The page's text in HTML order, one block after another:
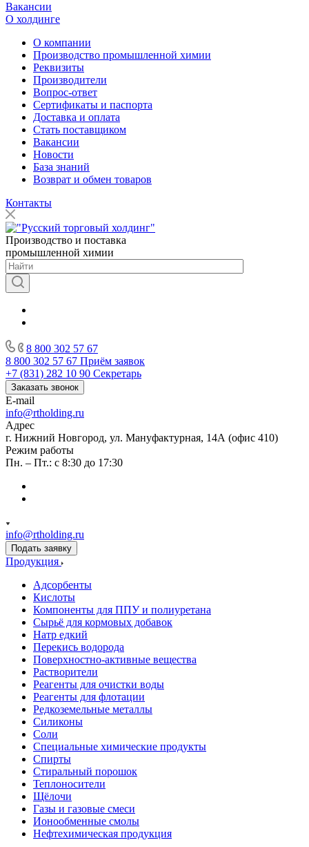
Вакансии
О холдинге
О компании
Производство промышленной химии
Реквизиты
Производители
Вопрос-ответ
Сертификаты и паспорта
Доставка и оплата
Стать поставщиком
Вакансии
Новости
База знаний
Возврат и обмен товаров
Контакты
Производство и поставка
промышленной химии
8 800 302 57 67
8 800 302 57 67 Приём заявок
+7 (831) 282 10 90 Секретарь
Заказать звонок
E-mail
info@rtholding.ru
Адрес
г. Нижний Новгород, ул. Мануфактурная, 14А (офис 410)
Режим работы
Пн. – Пт.: с 8:30 до 17:30
info@rtholding.ru
Подать заявку
Продукция
Адсорбенты
Кислоты
Компоненты для ППУ и полиуретана
Сырьё для кормовых добавок
Натр едкий
Перекись водорода
Поверхностно-активные вещества
Растворители
Реагенты для очистки воды
Реагенты для флотации
Редкоземельные металлы
Силиконы
Соли
Специальные химические продукты
Спирты
Стиральный порошок
Теплоносители
Щёлочи
Газы и газовые смеси
Ионообменные смолы
Нефтехимическая продукция